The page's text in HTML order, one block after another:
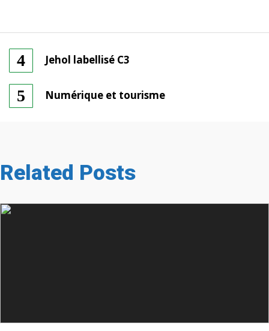
Jehol labellisé C3
Numérique et tourisme
Related Posts